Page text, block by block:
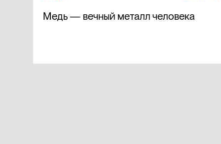
Медь — вечный металл человека